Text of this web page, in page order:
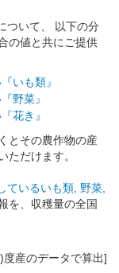
ついて、 以下の分
の値と共にご提供
いも類』
野菜』
花き』
とその農作物の産
ただけます。
ているいも類, 野菜,
を、収穫量の全国
産のデータで算出]